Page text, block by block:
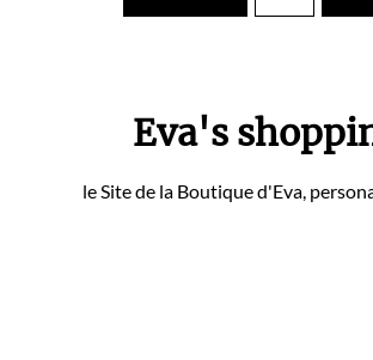
Eva's
le Site de la Boutique d'Eva,